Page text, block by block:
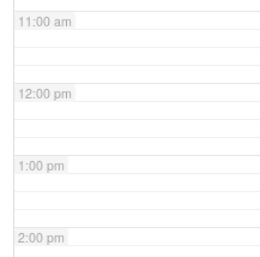
11:00 am
12:00 pm
1:00 pm
2:00 pm